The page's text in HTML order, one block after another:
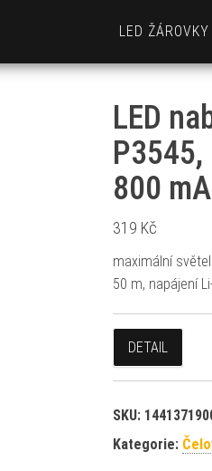
LED ŽÁROVKY
LED
P3545,
800
319 Kč
maximální
50 m, napájení
DETAIL
SKU:
Kategorie: